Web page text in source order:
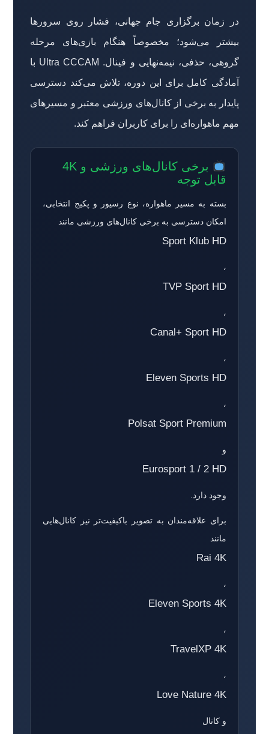
در زمان برگزاری جام جهانی، فشار روی سرورها
بیشتر می‌شود؛ مخصوصاً هنگام بازی‌های مرحله
گروهی، حذفی، نیمه‌نهایی و فینال. Ultra CCCAM با
آمادگی کامل برای این دوره، تلاش می‌کند دسترسی
پایدار به برخی از کانال‌های ورزشی معتبر و مسیرهای
مهم ماهواره‌ای را برای کاربران فراهم کند.
برخی کانال‌های ورزشی و 4K
قابل توجه
بسته به مسیر ماهواره، نوع رسیور و پکیج انتخابی،
امکان دسترسی به برخی کانال‌های ورزشی مانند
Sport Klub HD
،
TVP Sport HD
،
Canal+ Sport HD
،
Eleven Sports HD
،
Polsat Sport Premium
و
Eurosport 1 / 2 HD
وجود دارد.
برای علاقه‌مندان به تصویر باکیفیت‌تر نیز کانال‌هایی
مانند
Rai 4K
،
Eleven Sports 4K
،
TravelXP 4K
،
Love Nature 4K
و کانال